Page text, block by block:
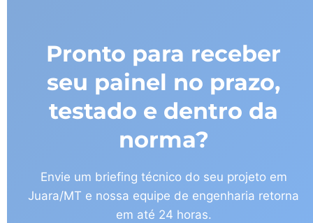
Pronto para receber
seu painel no prazo,
testado e dentro da
norma?
Envie um briefing técnico do seu projeto em
Juara/MT e nossa equipe de engenharia retorna
em até 24 horas.